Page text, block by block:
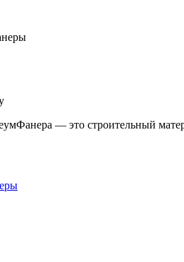
Фанера — это строительный